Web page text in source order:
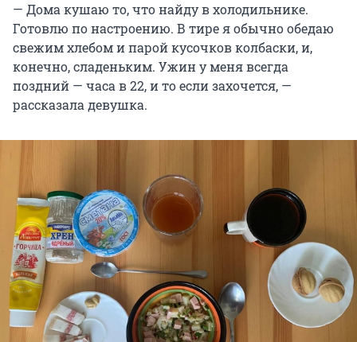
— Дома кушаю то, что найду в холодильнике.
Готовлю по настроению. В тире я обычно обедаю
свежим хлебом и парой кусочков колбаски, и,
конечно, сладеньким. Ужин у меня всегда
поздний — часа в 22, и то если захочется, —
рассказала девушка.